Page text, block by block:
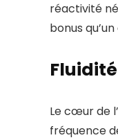
réactivité
bonus
Le cœur de
fréquence